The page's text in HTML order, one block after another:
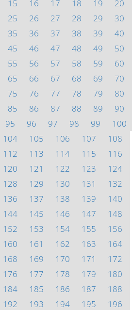
15 16 17 18 19
20
25 26 27 28 29
30
35 36 37 38 39
40
45 46 47 48 49
50
55 56 57 58 59
60
65 66 67 68 69
70
75 76 77 78 79
80
85 86 87 88 89
90
95 96 97 98 99
100
104 105 106 107
108
112 113 114 115
116
120 121 122 123
124
128 129 130 131
132
136 137 138 139
140
144 145 146 147
148
152 153 154 155
156
160 161 162 163
164
168 169 170 171
172
176 177 178 179
180
184 185 186 187
188
192 193 194 195
196